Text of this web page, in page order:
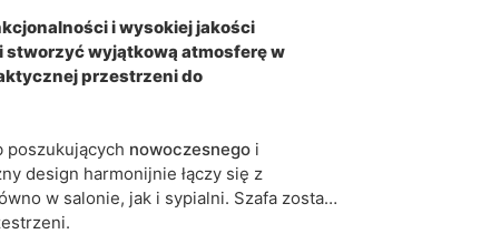
mat
szkło
nie
nie
i wysokiej jakości
stworzyć wyjątkową atmosferę w
przestrzeni do
poszukujących nowoczesnego i
design harmonijnie łączy się z
w salonie, jak i sypialni. Szafa została